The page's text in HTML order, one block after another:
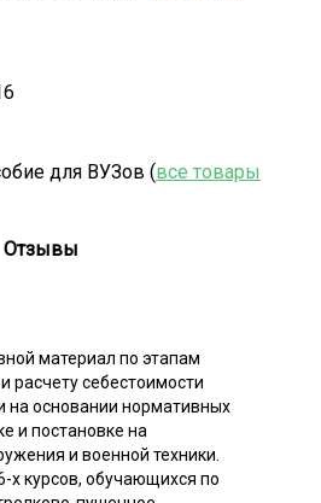
для ВУЗов (все товары
Отзывы
материал по этапам
расчету себестоимости
на основании нормативных
и постановке на
и военной техники.
х курсов, обучающихся по